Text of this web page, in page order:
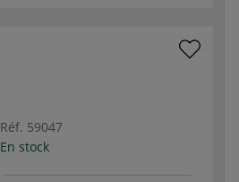
Réf. 59047
En stock